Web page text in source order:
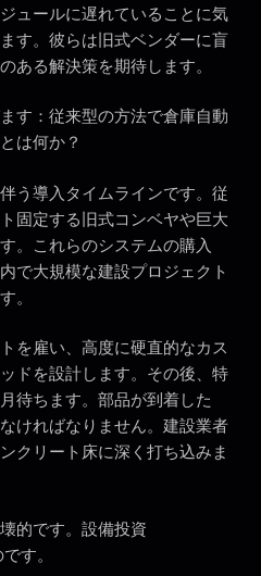
ュールに遅れていることに気
す。彼らは旧式ベンダーに盲
ある解決策を期待します。
す：従来型の方法で倉庫自動
は何か？
う導入タイムラインです。従
固定する旧式コンベヤや巨大
。これらのシステムの購入
で大規模な建設プロジェクト
。
を雇い、高度に硬直的なカス
ドを設計します。その後、特
待ちます。部品が到着した
ければなりません。建設業者
クリート床に深く打ち込みま
的です。設備投資
す。